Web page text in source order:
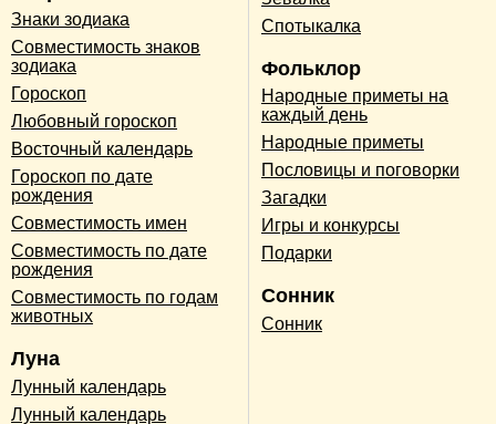
Знаки зодиака
Совместимость знаков
зодиака
Гороскоп
Любовный гороскоп
Восточный календарь
Гороскоп по дате
рождения
Совместимость имен
Совместимость по дате
рождения
Совместимость по годам
животных
Луна
Лунный календарь
Лунный календарь
Спотыкалка
Фольклор
Народные приметы на
каждый день
Народные приметы
Пословицы и поговорки
Загадки
Игры и конкурсы
Подарки
Сонник
Сонник